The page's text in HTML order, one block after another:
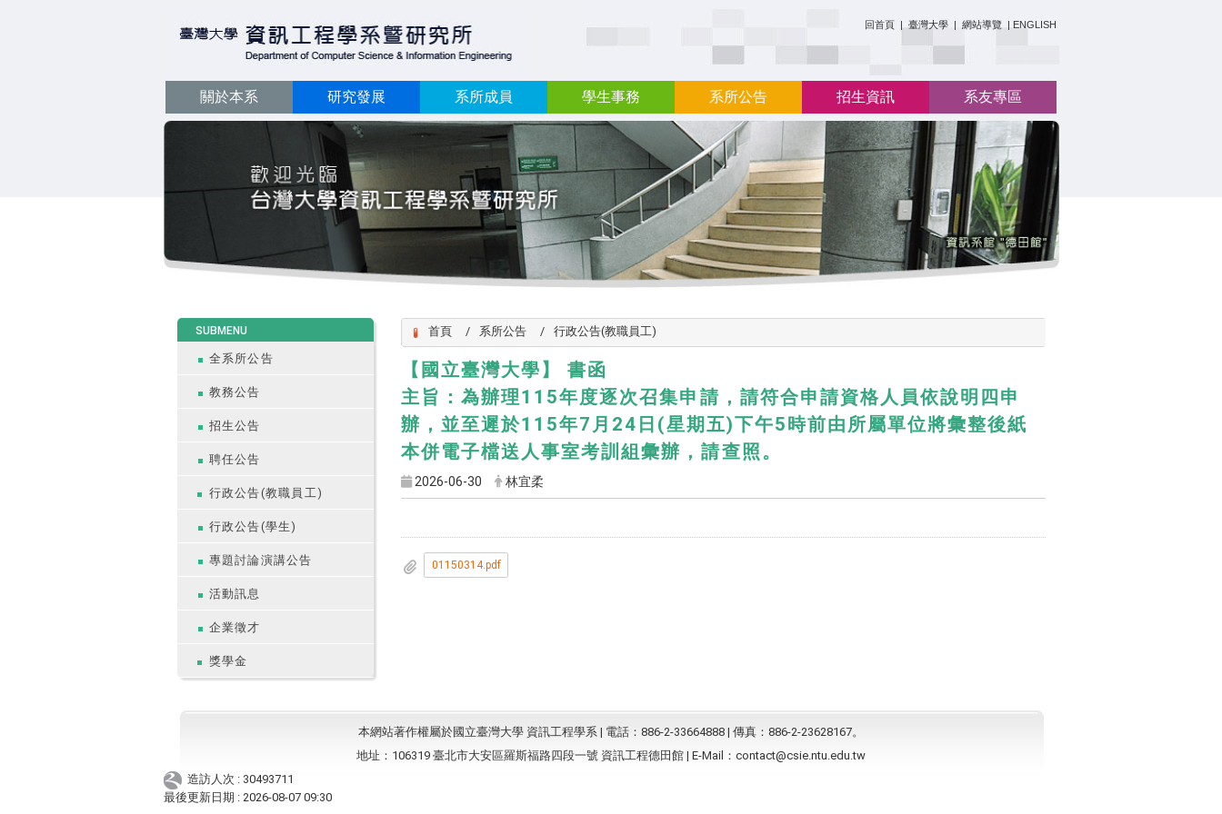
回首頁 | 臺灣大學 | 網站導覽 | ENGLISH
關於本系 研究發展 系所成員 學生事務 系所公告 招生資訊 系友專區
SUBMENU
全系所公告
教務公告
招生公告
聘任公告
行政公告(教職員工)
行政公告(學生)
專題討論演講公告
活動訊息
企業徵才
獎學金
首頁 系所公告 行政公告(教職員工)
【國立臺灣大學】 書函
主旨：為辦理115年度逐次召集申請，請符合申請資格人員依說明四申
辦，並至遲於115年7月24日(星期五)下午5時前由所屬單位將彙整後紙
本併電子檔送人事室考訓組彙辦，請查照。
2026-06-30 林宜柔
01150314.pdf
本網站著作權屬於國立臺灣大學 資訊工程學系 | 電話：886-2-33664888 | 傳真：886-2-23628167。
地址：106319 臺北市大安區羅斯福路四段一號 資訊工程德田館 | E-Mail： contact@csie.ntu.edu.tw
造訪人次 : 30493711
最後更新日期 : 2026-08-07 09:30